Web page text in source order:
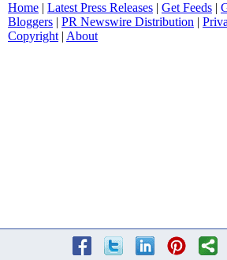
Home Latest Press Releases Get Feeds
Bloggers
PR Newswire Distribution
Copyright| About